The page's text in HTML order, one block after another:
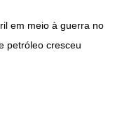
em meio à guerra no
petróleo cresceu